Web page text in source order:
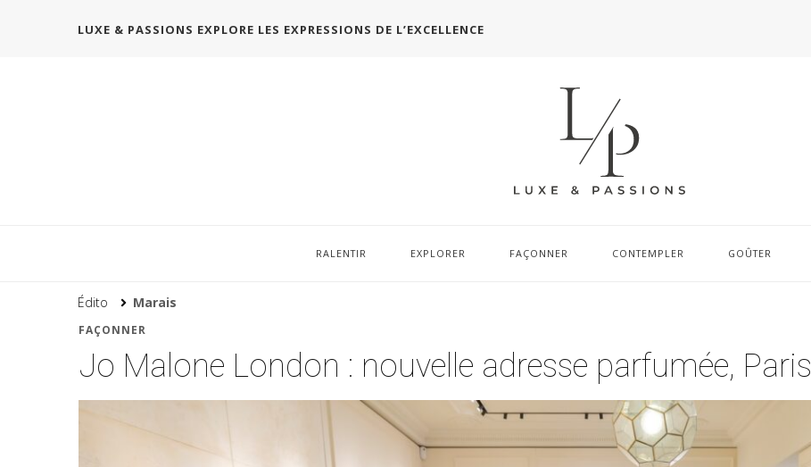
LUXE & PASSIONS EXPLORE LES EXPRESSIONS DE L’EXCELLENCE
RALENTIR EXPLORER FAÇONNER CONTEMPLER GOÛTER
Édito Marais
FAÇONNER
Jo Malone London : nouvelle adresse parfumée, Paris